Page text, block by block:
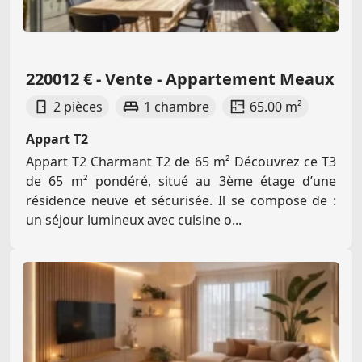
220012 € - Vente - Appartement Meaux
2 pièces 1 chambre
65.00 m²
Appart T2
Appart T2 Charmant T2 de 65 m² Découvrez ce T3
de 65 m² pondéré, situé au 3ème étage d’une
résidence neuve et sécurisée. Il se compose de :
un séjour lumineux avec cuisine o...